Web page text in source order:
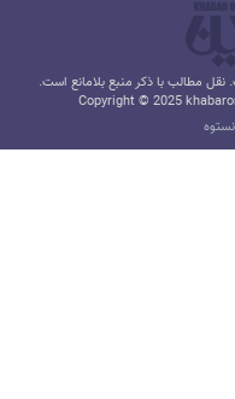
مطالب با ذکر منبع بلامانع است.
Copyright © 2025